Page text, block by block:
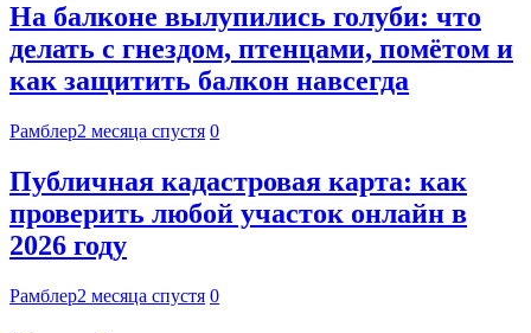
На балконе вылупились голуби: что
делать с гнездом, птенцами, помётом и
как защитить балкон навсегда
Рамблер2 месяца спустя 0
Публичная кадастровая карта: как
проверить любой участок онлайн в
2026 году
Рамблер2 месяца спустя 0